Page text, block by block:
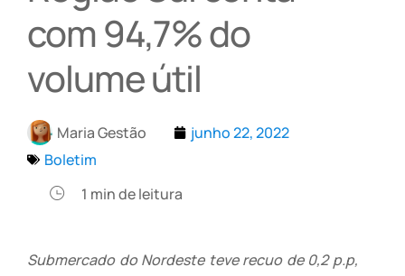
com 94,7% do
volume útil
Maria Gestão
junho 22, 2022
Boletim
1 min de leitura
Submercado do Nordeste teve recuo de 0,2 p.p,